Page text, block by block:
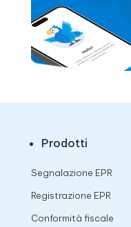
Prodotti
Segnalazione EPR
Registrazione EPR
Conformità fiscale